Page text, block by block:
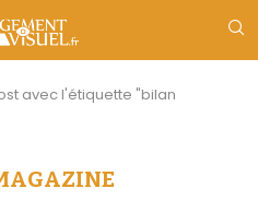
avec l'étiquette "bilan